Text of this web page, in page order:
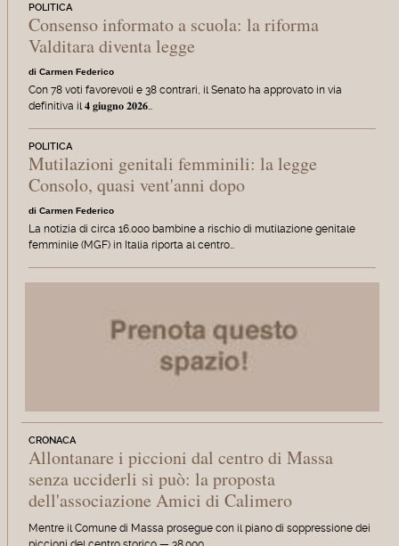
POLITICA
Consenso informato a scuola: la riforma
Valditara diventa legge
di Carmen Federico
Con 78 voti favorevoli e 38 contrari, il Senato ha approvato in via
definitiva il 𝟒 𝐠𝐢𝐮𝐠𝐧𝐨 𝟐𝟎𝟐𝟔…
POLITICA
Mutilazioni genitali femminili: la legge
Consolo, quasi vent'anni dopo
di Carmen Federico
La notizia di circa 16.000 bambine a rischio di mutilazione genitale
femminile (MGF) in Italia riporta al centro…
CRONACA
Allontanare i piccioni dal centro di Massa
senza ucciderli si può: la proposta
dell'associazione Amici di Calimero
Mentre il Comune di Massa prosegue con il piano di soppressione dei